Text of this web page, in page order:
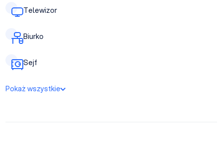
Telewizor
Biurko
Sejf
Pokaż wszystkie